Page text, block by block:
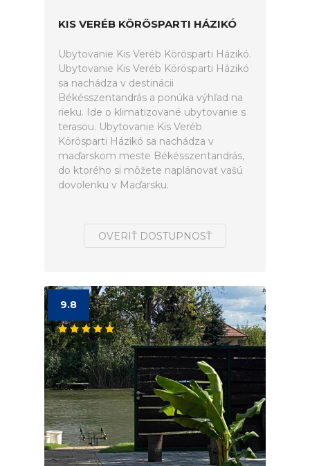
KIS VERÉB KÖRÖSPARTI HÁZIKÓ
Ubytovanie Kis Veréb Körösparti Házikó.
Ubytovanie Kis Veréb Körösparti Házikó
sa nachádza v destinácii
Békésszentandrás a ponúka výhľad na
rieku. Ide o klimatizované ubytovanie s
terasou. Ubytovanie Kis Veréb
Körösparti Házikó sa nachádza v
maďarskom meste Békésszentandrás,
do ktorého si môžete naplánovať vašú
dovolenku v Maďarsku.
OVERIŤ DOSTUPNOSŤ
9.8